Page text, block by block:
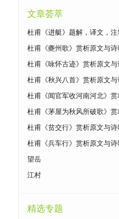
文章荟萃
杜甫《进艇》题解，译文，
杜甫《夔州歌》赏析原文与
杜甫《咏怀古迹》赏析原文
杜甫《秋兴八首》赏析原文
杜甫《闻官军收河南河北》
杜甫《茅屋为秋风所破歌》
杜甫《贫交行》赏析原文与
杜甫《兵车行》赏析原文与
望岳
江村
精选专题